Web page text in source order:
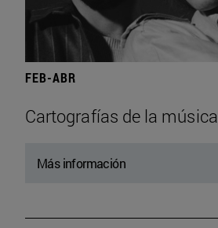
FEB-ABR
Cartografías de la música
Más información